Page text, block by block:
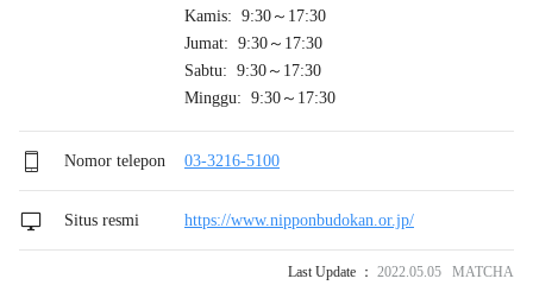
Kamis: 9:30～17:30
Jumat: 9:30～17:30
Sabtu: 9:30～17:30
Minggu: 9:30～17:30
Nomor telepon 03-3216-5100
Situs resmi https://www.nipponbudokan.or.jp/
Last Update ： 2022.05.05 MATCHA